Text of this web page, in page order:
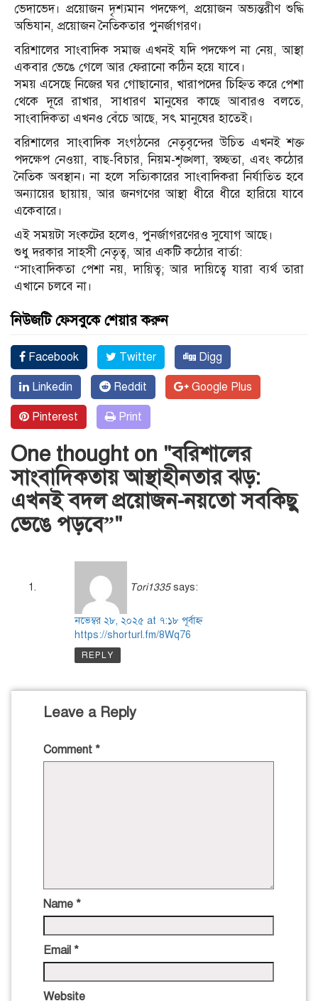
ভেদাভেদ। প্রয়োজন দৃশ্যমান পদক্ষেপ, প্রয়োজন অভ্যন্তরীণ শুদ্ধি
অভিযান, প্রয়োজন নৈতিকতার পুনর্জাগরণ।
বরিশালের সাংবাদিক সমাজ এখনই যদি পদক্ষেপ না নেয়, আস্থা
একবার ভেঙে গেলে আর ফেরানো কঠিন হয়ে যাবে।
সময় এসেছে নিজের ঘর গোছানোর, খারাপদের চিহ্নিত করে পেশা
থেকে দূরে রাখার, সাধারণ মানুষের কাছে আবারও বলতে,
সাংবাদিকতা এখনও বেঁচে আছে, সৎ মানুষের হাতেই।
বরিশালের সাংবাদিক সংগঠনের নেতৃবৃন্দের উচিত এখনই শক্ত
পদক্ষেপ নেওয়া, বাছ-বিচার, নিয়ম-শৃঙ্খলা, স্বচ্ছতা, এবং কঠোর
নৈতিক অবস্থান। না হলে সত্যিকারের সাংবাদিকরা নির্যাতিত হবে
অন্যায়ের ছায়ায়, আর জনগণের আস্থা ধীরে ধীরে হারিয়ে যাবে
একেবারে।
এই সময়টা সংকটের হলেও, পুনর্জাগরণেরও সুযোগ আছে।
শুধু দরকার সাহসী নেতৃত্ব, আর একটি কঠোর বার্তা:
“সাংবাদিকতা পেশা নয়, দায়িত্ব; আর দায়িত্বে যারা ব্যর্থ তারা
এখানে চলবে না।
নিউজটি ফেসবুকে শেয়ার করুন
Facebook Twitter Digg
Linkedin Reddit Google Plus
Pinterest Print
One thought on "বরিশালের
সাংবাদিকতায় আস্থাহীনতার ঝড়:
এখনই বদল প্রয়োজন-নয়তো সবকিছু
ভেঙে পড়বে”"
Tori1335 says:
নভেম্বর ২৮, ২০২৫ at ৭:১৮ পূর্বাহ্ণ
https://shorturl.fm/8Wq76
REPLY
Leave a Reply
Comment *
Name *
Email *
Website